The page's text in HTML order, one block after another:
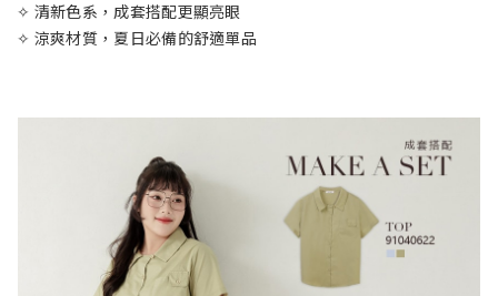
✧ 清新色系，成套搭配更顯亮眼
✧ 涼爽材質，夏日必備的舒適單品